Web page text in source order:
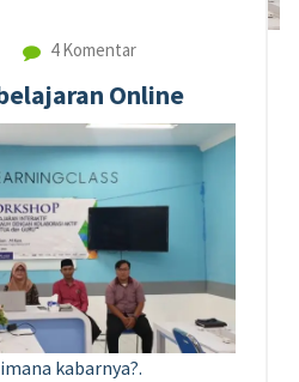
4 Komentar
Online
kabarnya?.